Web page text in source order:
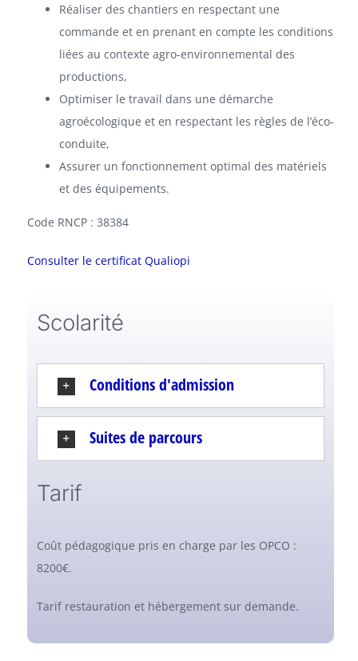
Réaliser des chantiers en respectant une
commande et en prenant en compte les conditions
liées au contexte agro-environnemental des
productions,
Optimiser le travail dans une démarche
agroécologique et en respectant les règles de l’éco-
conduite,
Assurer un fonctionnement optimal des matériels
et des équipements.
Code RNCP : 38384
Consulter le certificat Qualiopi
Scolarité
Conditions d'admission
Suites de parcours
Tarif
Coût pédagogique pris en charge par les OPCO :
8200€.
Tarif restauration et hébergement sur demande.